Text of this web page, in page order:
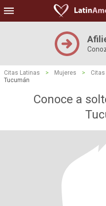
Citas Latinas > Mujeres > Citas
Tucumán
Conoce a